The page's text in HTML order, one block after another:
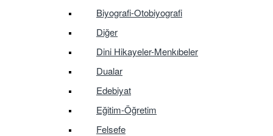
Biyografi-Otobiyografi
Diğer
Dini Hikayeler-Menkıbeler
Dualar
Edebiyat
Eğitim-Öğretim
Felsefe